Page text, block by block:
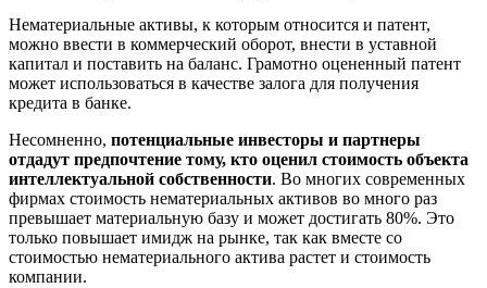
Нематериальные активы, к которым относится и патент,
можно ввести в коммерческий оборот, внести в уставной
капитал и поставить на баланс. Грамотно оцененный патент
может использоваться в качестве залога для получения
кредита в банке.
Несомненно, потенциальные инвесторы и партнеры
отдадут предпочтение тому, кто оценил стоимость объекта
интеллектуальной собственности. Во многих современных
фирмах стоимость нематериальных активов во много раз
превышает материальную базу и может достигать 80%. Это
только повышает имидж на рынке, так как вместе со
стоимостью нематериального актива растет и стоимость
компании.